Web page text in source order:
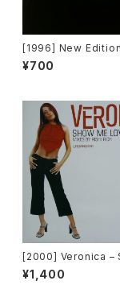
[1996] New
e Off [MCA
MO]
¥700
[2000] Veronica –
e Love [Urbanstar]
¥1,400